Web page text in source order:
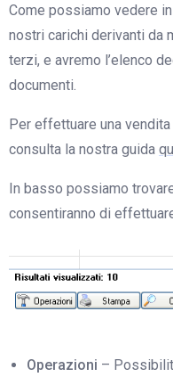
Come possiamo vedere
nostri carichi derivanti da
terzi, e avremo l’elenco
documenti.
Per effettuare una
consulta la nostra guida
In basso possiamo
consentiranno di
Operazioni –